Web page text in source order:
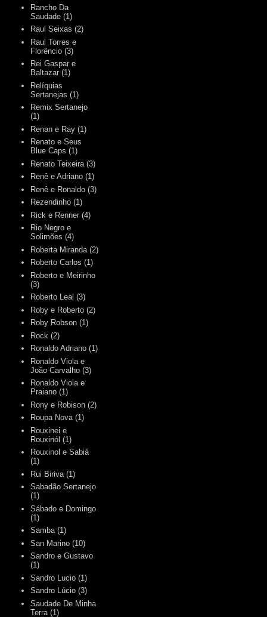
Rancho Da
Saudade (1)
Raul Seixas (2)
Raul Torres e
Florêncio (3)
Rei Gaspar e
Baltazar (1)
Relíquias
Sertanejas (1)
Remix Sertanejo
(1)
Renan e Ray (1)
Renato e Seus
Blue Caps (1)
Renato Teixeira (3)
Renê e Adriano (1)
Renê e Ronaldo (3)
Rezendinho (1)
Rick e Renner (4)
Rio Negro e
Solimões (4)
Roberta Miranda (2)
Roberto Carlos (1)
Roberto e Meirinho
(3)
Roberto Leal (3)
Roby e Roberto (2)
Roby Robson (1)
Rock (2)
Ronaldo Adriano (1)
Ronaldo Viola e
João Carvalho (3)
Ronaldo Viola e
Praiano (1)
Rony e Robison (2)
Roupa Nova (1)
Rouxinei e
Rouxinól (1)
Rouxinol e Sabiá
(1)
Rui Biriva (1)
Sabadão Sertanejo
(1)
Sábado e Domingo
(1)
Samba (1)
San Marino (10)
Sandro e Gustavo
(1)
Sandro Lucio (1)
Sandro Lúcio (3)
Saudade De Minha
Terra (1)